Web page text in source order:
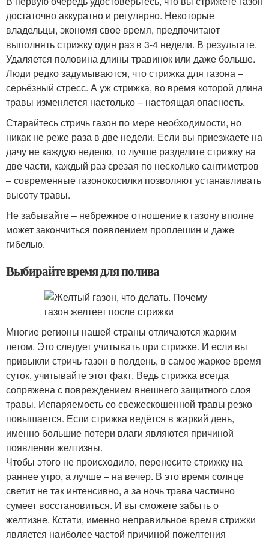
достаточно аккуратно и регулярно. Некоторые
владельцы, экономя свое время, предпочитают
выполнять стрижку один раз в 3-4 недели. В результате.
Удаляется половина длины травинок или даже больше.
Люди редко задумываются, что стрижка для газона –
серьёзный стресс. А уж стрижка, во время которой длина
травы изменяется настолько – настоящая опасность.
Старайтесь стричь газон по мере необходимости, но
никак не реже раза в две недели. Если вы приезжаете на
дачу не каждую неделю, то лучше разделите стрижку на
две части, каждый раз срезая по несколько сантиметров
– современные газонокосилки позволяют устанавливать
высоту травы.
Не забывайте – небрежное отношение к газону вполне
может закончиться появлением проплешин и даже
гибелью.
Выбирайте время для полива
Многие регионы нашей страны отличаются жарким
летом. Это следует учитывать при стрижке. И если вы
привыкли стричь газон в полдень, в самое жаркое время
суток, учитывайте этот факт. Ведь стрижка всегда
сопряжена с повреждением внешнего защитного слоя
травы. Испаряемость со свежескошенной травы резко
повышается. Если стрижка ведётся в жаркий день,
именно большие потери влаги являются причиной
появления желтизны.
Чтобы этого не происходило, перенесите стрижку на
раннее утро, а лучше – на вечер. В это время солнце
светит не так интенсивно, а за ночь трава частично
сумеет восстановиться. И вы сможете забыть о
желтизне. Кстати, именно неправильное время стрижки
является наиболее частой причиной пожелтения